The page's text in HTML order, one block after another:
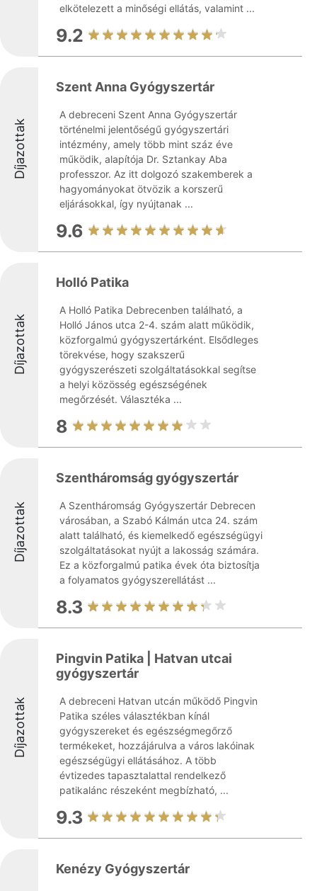
elkötelezett a minőségi ellátás, valamint ...
9.2
Díjazottak
Szent Anna Gyógyszertár
A debreceni Szent Anna Gyógyszertár
történelmi jelentőségű gyógyszertári
intézmény, amely több mint száz éve
működik, alapítója Dr. Sztankay Aba
professzor. Az itt dolgozó szakemberek a
hagyományokat ötvözik a korszerű
eljárásokkal, így nyújtanak ...
9.6
Díjazottak
Holló Patika
A Holló Patika Debrecenben található, a
Holló János utca 2-4. szám alatt működik,
közforgalmú gyógyszertárként. Elsődleges
törekvése, hogy szakszerű
gyógyszerészeti szolgáltatásokkal segítse
a helyi közösség egészségének
megőrzését. Választéka ...
8
Díjazottak
Szentháromság gyógyszertár
A Szentháromság Gyógyszertár Debrecen
városában, a Szabó Kálmán utca 24. szám
alatt található, és kiemelkedő egészségügyi
szolgáltatásokat nyújt a lakosság számára.
Ez a közforgalmú patika évek óta biztosítja
a folyamatos gyógyszerellátást ...
8.3
Díjazottak
Pingvin Patika | Hatvan utcai
gyógyszertár
A debreceni Hatvan utcán működő Pingvin
Patika széles választékban kínál
gyógyszereket és egészségmegőrző
termékeket, hozzájárulva a város lakóinak
egészségügyi ellátásához. A több
évtizedes tapasztalattal rendelkező
patikalánc részeként megbízható, ...
9.3
Kenézy Gyógyszertár